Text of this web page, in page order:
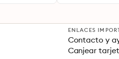
ENLACES
Contacto y
Canjear